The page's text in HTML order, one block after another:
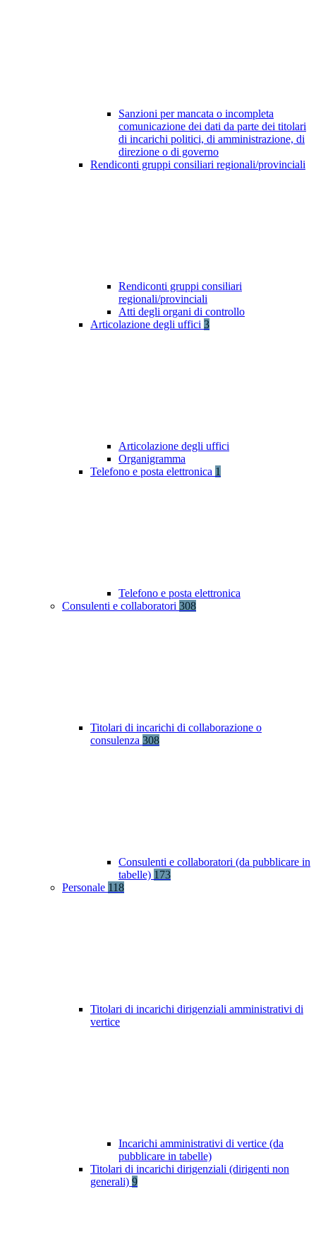
Sanzioni per mancata o incompleta
comunicazione dei dati da parte dei titolari
di incarichi politici, di amministrazione, di
direzione o di governo
Rendiconti gruppi consiliari regionali/provinciali
Rendiconti gruppi consiliari
regionali/provinciali
Atti degli organi di controllo
Articolazione degli uffici 3
Articolazione degli uffici
Organigramma
Telefono e posta elettronica 1
Telefono e posta elettronica
Consulenti e collaboratori 308
Titolari di incarichi di collaborazione o
consulenza 308
Consulenti e collaboratori (da pubblicare in
tabelle) 173
Personale 118
Titolari di incarichi dirigenziali amministrativi di
vertice
Incarichi amministrativi di vertice (da
pubblicare in tabelle)
Titolari di incarichi dirigenziali (dirigenti non
generali) 9